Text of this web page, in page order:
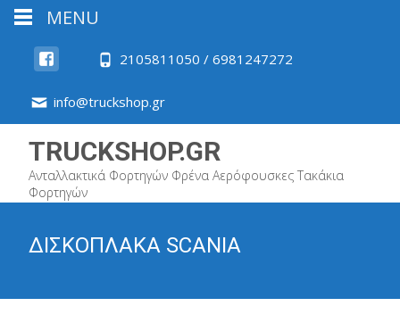
2105811050 / 6981247272
info@truckshop.gr
TRUCKSHOP.GR
Ανταλλακτικά Φορτηγών Φρένα Αερόφουσκες Τακάκια
Φορτηγών
ΔΙΣΚΟΠΛΑΚΑ SCANIA
MENU